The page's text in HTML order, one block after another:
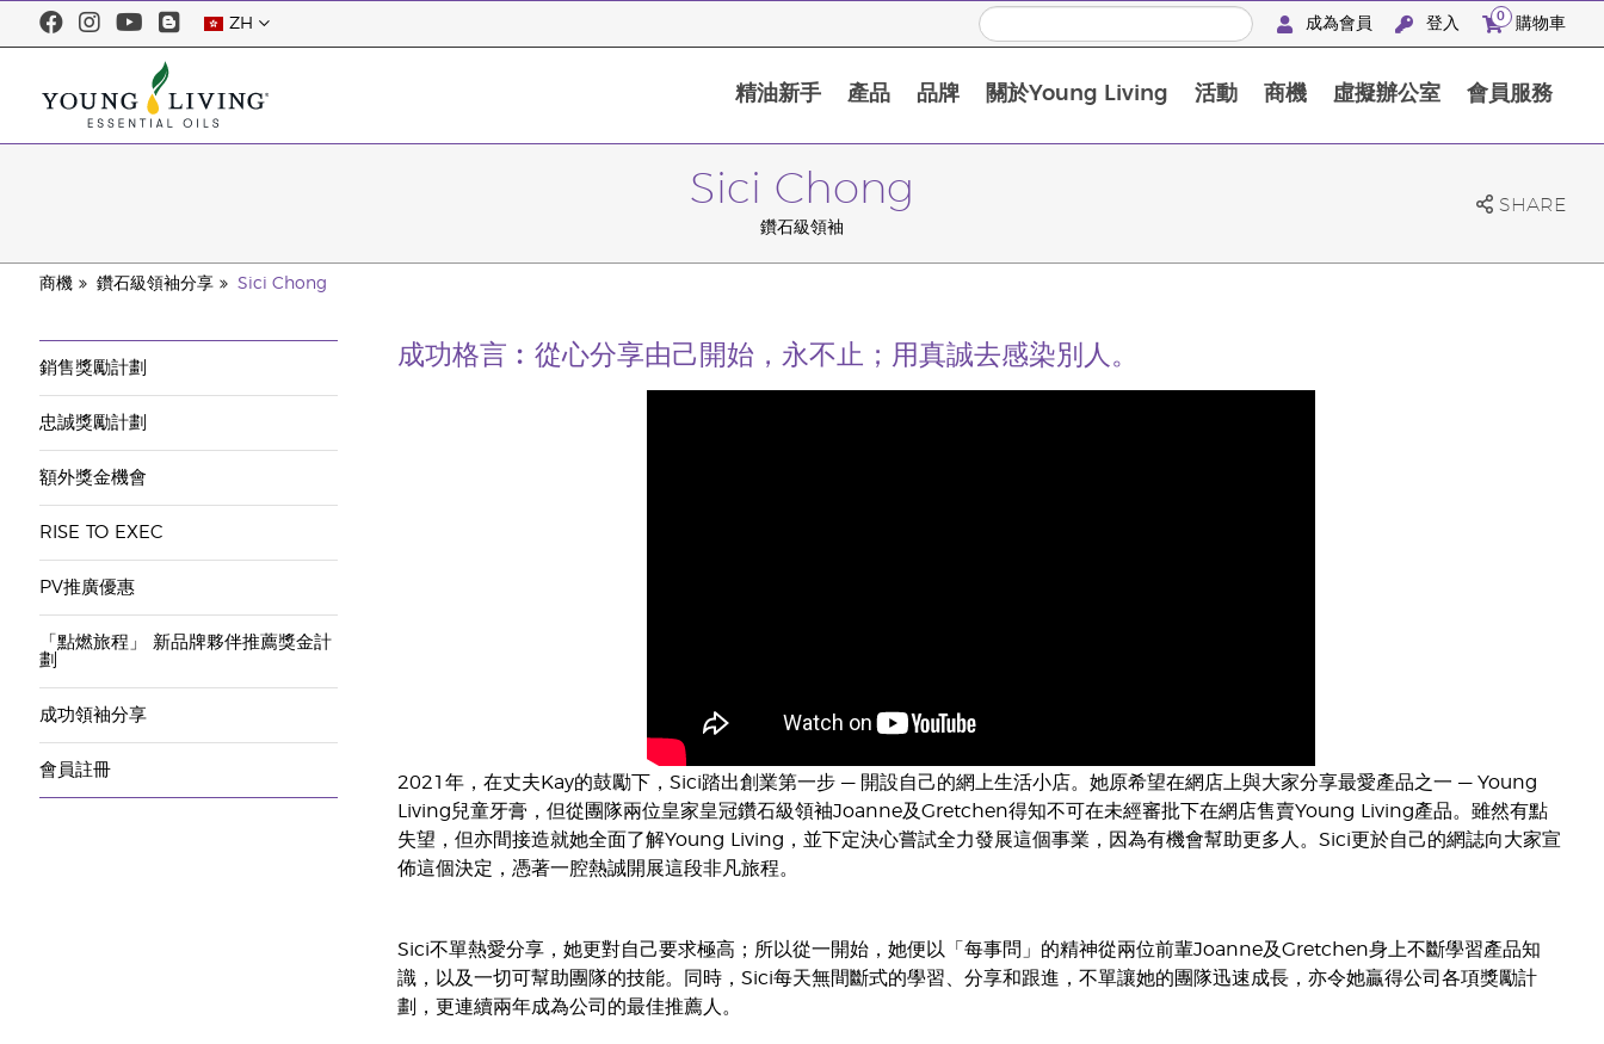
ZH 成為會員 登入 0 購物車
精油新手 產品 品牌 關於Young Living 活動 商機 虛擬辦公室 會員服務
Sici Chong
鑽石級領袖
SHARE
商機 鑽石級領袖分享 Sici Chong
銷售獎勵計劃
忠誠獎勵計劃
額外獎金機會
RISE TO EXEC
PV推廣優惠
「點燃旅程」 新品牌夥伴推薦獎金計
劃
成功領袖分享
會員註冊
成功格言︰從心分享由己開始，永不止；用真誠去感染別人。
2021年，在丈夫Kay的鼓勵下，Sici踏出創業第一步 — 開設自己的網上生活小店。她原希望在網店上與大家分享最愛產品之一 — Young
Living兒童牙膏，但從團隊兩位皇家皇冠鑽石級領袖Joanne及Gretchen得知不可在未經審批下在網店售賣Young Living產品。雖然有點
失望，但亦間接造就她全面了解Young Living，並下定決心嘗試全力發展這個事業，因為有機會幫助更多人。Sici更於自己的網誌向大家宣
佈這個決定，憑著一腔熱誠開展這段非凡旅程。
Sici不單熱愛分享，她更對自己要求極高；所以從一開始，她便以「每事問」的精神從兩位前輩Joanne及Gretchen身上不斷學習產品知
識，以及一切可幫助團隊的技能。同時，Sici每天無間斷式的學習、分享和跟進，不單讓她的團隊迅速成長，亦令她贏得公司各項獎勵計
劃，更連續兩年成為公司的最佳推薦人。